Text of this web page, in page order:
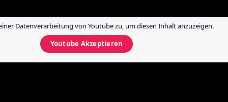
Datenverarbeitung von Youtubezu, um diesen Inhalt anzuzeigen.
Youtube Akzeptieren